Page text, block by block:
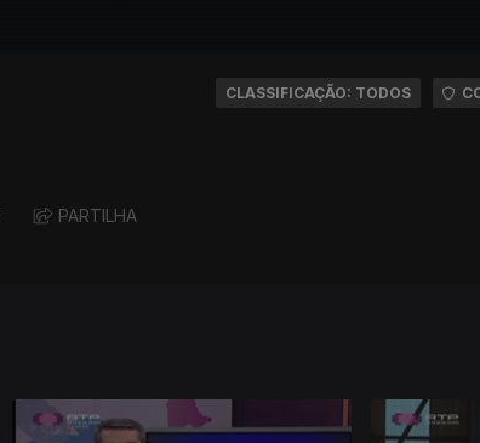
CLASSIFICAÇÃO: TODOS
PARTILHA